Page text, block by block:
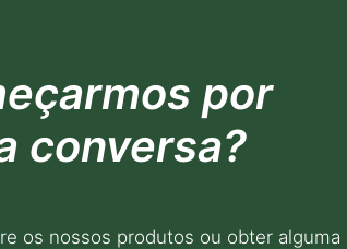
por
conversa?
os nossos produtos ou obter alguma